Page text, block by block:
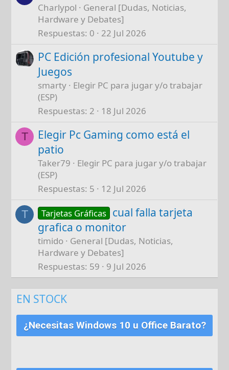
Charlypol
General [Dudas, Noticias,
Hardware y Debates]
Respuestas 0 22 Jul 2026
PC Edición profesional Youtube y
Juegos
smarty
Elegir PC para jugar y/o trabajar
(ESP)
Respuestas 2 18 Jul 2026
T
Elegir Pc Gaming como está el
patio
Taker79
Elegir PC para jugar y/o trabajar
(ESP)
Respuestas 5 12 Jul 2026
T Tarjetas Gráficas cual falla tarjeta
grafica o monitor
timido
General [Dudas, Noticias,
Hardware y Debates]
Respuestas 59 9 Jul 2026
EN STOCK
¿Necesitas Windows 10 u Office Barato?